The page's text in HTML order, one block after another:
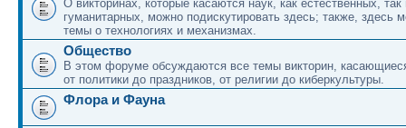
О викторинах, которые касаются наук, как естественных, так
гуманитарных, можно подискутировать здесь; также, здесь
темы о технологиях и механизмах.
Общество
В этом форуме обсуждаются все темы викторин,
от политики до праздников, от религии до киберкультуры.
Флора и Фауна